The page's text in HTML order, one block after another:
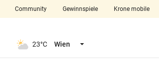
closeSchließen
Community Gewinnspiele Krone mobile
23°C Wien Menü aufklappen